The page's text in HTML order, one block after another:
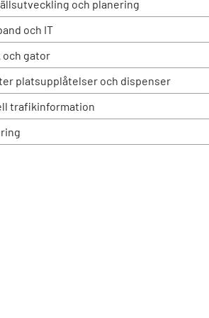
och planering
och IT
och gator
platsupplåtelser och dispenser
trafikinformation